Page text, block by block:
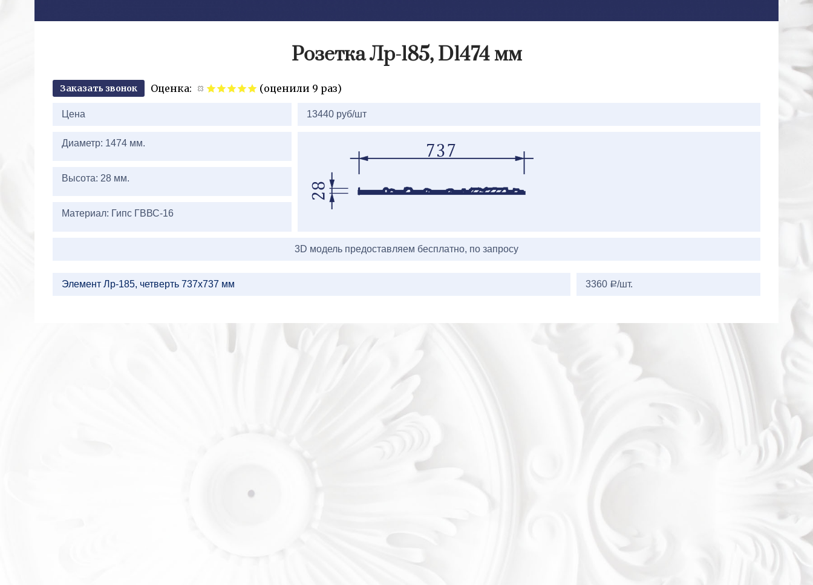
Розетка Лр-185, D1474 мм
Заказать звонок
Оценка:
(оценили 9 раз)
Цена 13440 руб/шт
Диаметр: 1474 мм.
Высота: 28 мм.
Материал: Гипс ГВВС-16
3D модель предоставляем бесплатно, по запросу
Элемент Лр-185, четверть 737х737 мм 3360 a/шт.